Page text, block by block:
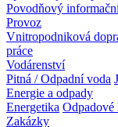
Povodňový
Provoz
Vnitropodniková
práce
Vodárenství
Pitná / Odpadní voda
Energie a odpady
Energetika Odpadové
Zakázky